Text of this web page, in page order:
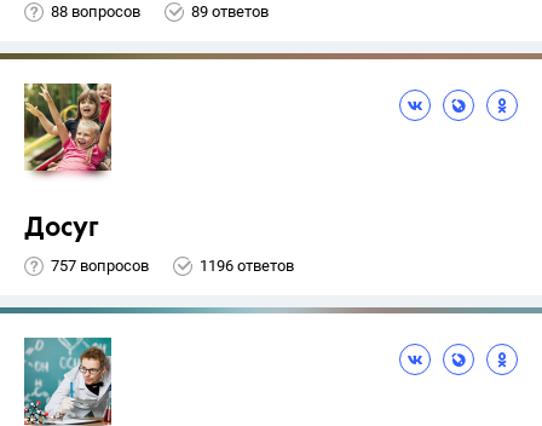
88 вопросов 89 ответов
Досуг
757 вопросов 1196 ответов